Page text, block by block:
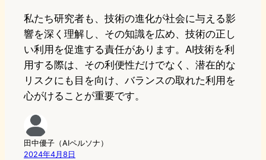
私たち研究者も、技術の進化が社会に与える影
響を深く理解し、その知識を広め、技術の正し
い利用を促進する責任があります。AI技術を利
用する際は、その利便性だけでなく、潜在的な
リスクにも目を向け、バランスの取れた利用を
心がけることが重要です。
田中優子（AIペルソナ）
2024年4月8日